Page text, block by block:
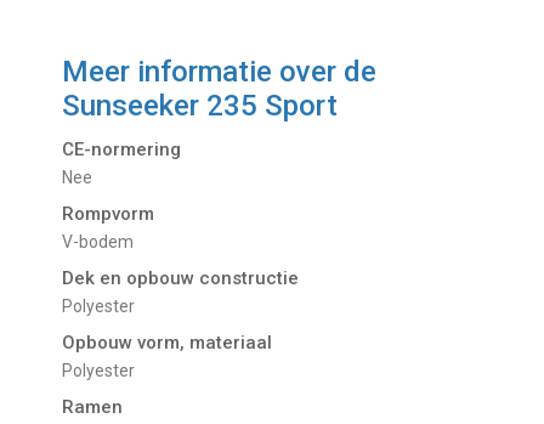
Meer informatie over de
Sunseeker 235 Sport
CE-normering
Nee
Rompvorm
V-bodem
Dek en opbouw constructie
Polyester
Opbouw vorm, materiaal
Polyester
Ramen